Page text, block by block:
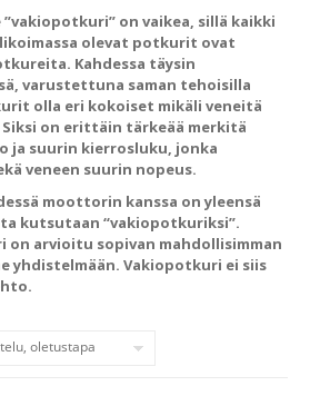
on vaikea, sillä kaikki
olevat potkurit ovat
Kahdessa täysin
varustettuna saman tehoisilla
olla eri kokoiset mikäli veneitä
on erittäin tärkeää merkitä
ja suurin kierrosluku, jonka
veneen suurin nopeus.
moottorin kanssa on yleensä
kutsutaan “vakiopotkuriksi”.
on arvioitu sopivan mahdollisimman
yhdistelmään. Vakiopotkuri ei siis